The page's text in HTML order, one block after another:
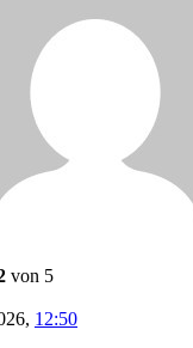
von 5
, 12:50